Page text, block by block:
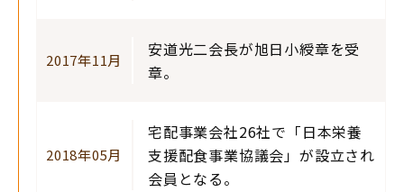
2017年11月
安道光二会長が旭日小綬章を受
章。
2018年05月
宅配事業会社26社で「日本栄養
支援配食事業協議会」が設立され
会員となる。